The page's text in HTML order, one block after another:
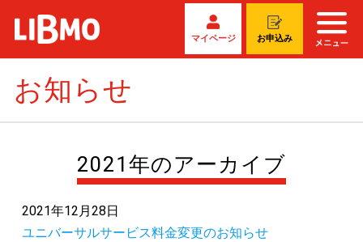
マイページ お申込み
お知らせ
2021年のアーカイブ
2021年12月28日
ユニバーサルサービス料金変更のお知らせ